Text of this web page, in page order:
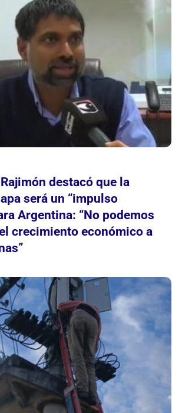
destacó que la
será un “impulso
Argentina: “No podemos
crecimiento económico a